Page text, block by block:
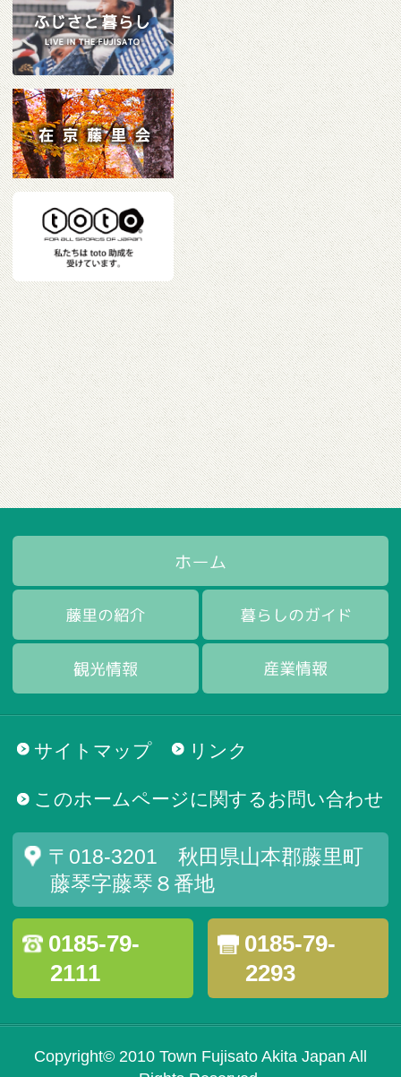
サイトマップ リンク
このホームページに関するお問い合わせ
〒018-3201 秋田県山本郡藤里町
藤琴字藤琴８番地
0185-79-
2111
0185-79-
2293
Copyright© 2010 Town Fujisato Akita Japan All